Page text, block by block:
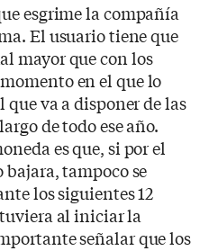
esgrime la compañía
El usuario tiene que
mayor que con los
en el que lo
que va a disponer de las
de todo ese año.
es que, si por el
tampoco se
los siguientes 12
tuviera al iniciar la
señalar que los